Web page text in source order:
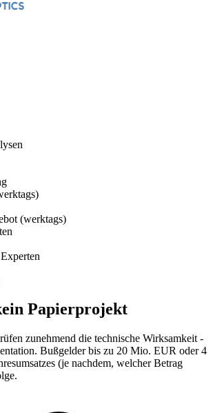
(werktags)
Papierprojekt
zunehmend die technische Wirksamkeit -
Bußgelder bis zu 20 Mio. EUR oder 4
(je nachdem, welcher Betrag